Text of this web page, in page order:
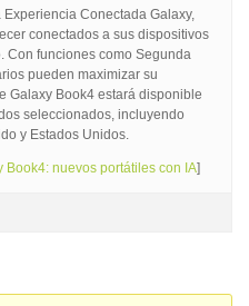
Conectada Galaxy,
conectados a sus dispositivos
Con funciones como Segunda
pueden maximizar su
Galaxy Book4 estará disponible
seleccionados, incluyendo
y Estados Unidos.
Book4: nuevos portátiles con IA]